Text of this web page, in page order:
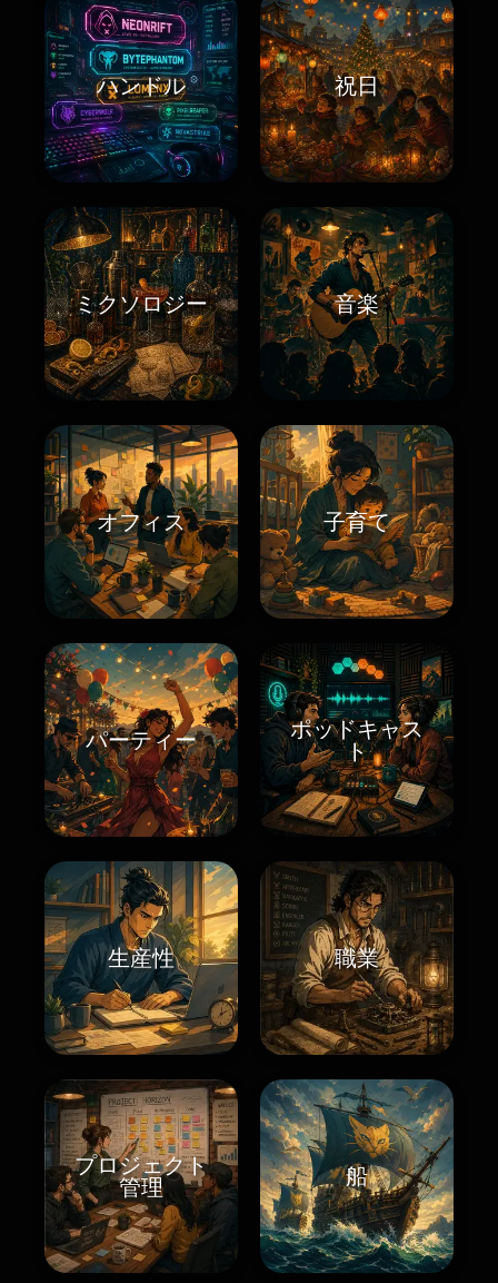
ハンドル 祝日
ミクソロジー 音楽
オフィス 子育て
パーティー
ポッドキャス
ト
生産性 職業
プロジェクト
管理
船